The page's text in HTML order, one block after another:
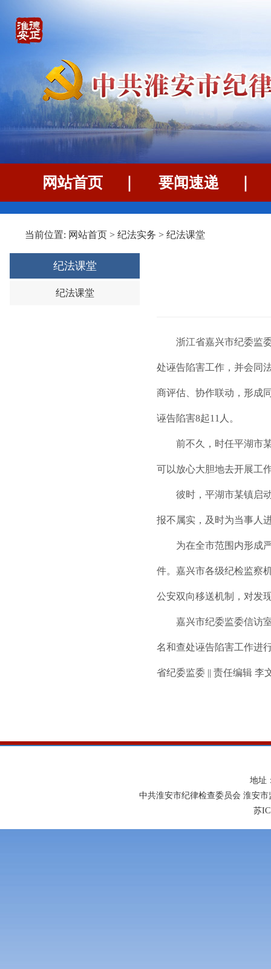
网站首页 要闻速递
当前位置: 网站首页 > 纪法实务 > 纪法课堂
纪法课堂
纪法课堂
浙江省嘉兴市纪委监委
处诬告陷害工作，并会同
商评估、协作联动，形成
诬告陷害8起11人。
前不久，时任平湖市某
可以放心大胆地去开展工
彼时，平湖市某镇启动
报不属实，及时为当事人
为在全市范围内形成严
件。嘉兴市各级纪检监察
公安双向移送机制，对发
嘉兴市纪委监委信访室
名和查处诬告陷害工作进
省纪委监委 || 责任编辑 李
地址
中共淮安市纪律检查委员会 淮安
苏